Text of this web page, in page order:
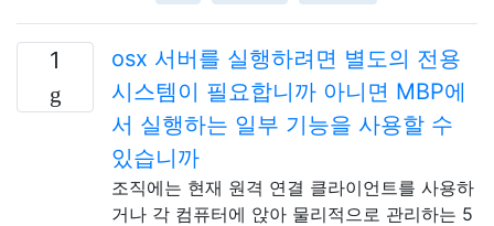
1
osx 서버를 실행하려면 별도의 전용
시스템이 필요합니까 아니면 MBP에
서 실행하는 일부 기능을 사용할 수
있습니까
조직에는 현재 원격 연결 클라이언트를 사용하
거나 각 컴퓨터에 앉아 물리적으로 관리하는 5